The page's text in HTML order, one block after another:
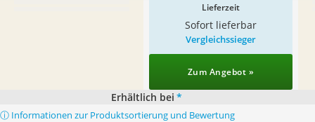
Lieferzeit
Sofort lieferbar
Vergleichssieger
Zum Angebot »
Erhältlich bei *
ⓘ Informationen zur Produktsortierung und Bewertung